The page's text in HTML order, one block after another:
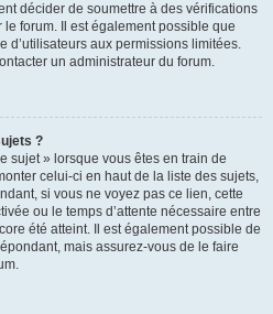
décider de soumettre à des vérifications
forum. Il est également possible que
d’utilisateurs aux permissions limitées.
un administrateur du forum.
?
sujet » lorsque vous êtes en train de
celui-ci en haut de la liste des sujets,
si vous ne voyez pas ce lien, cette
ou le temps d’attente nécessaire entre
été atteint. Il est également possible de
mais assurez-vous de le faire